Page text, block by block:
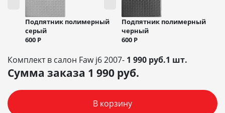
Подпятник полимерный
серый
600 Р
Подпятник полимерный
черный
600 Р
Комплект в салон Faw j6 2007- 1 990 руб.1 шт.
Сумма заказа 1 990 руб.
В корзину